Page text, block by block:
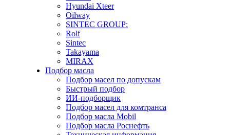
Hyundai Xteer
Oilway
SINTEC GROUP:
Rolf
Sintec
Takayama
MIRAX
Подбор масла
Подбор масел по допускам
Быстрый подбор
ИИ-подборщик
Подбор масел для комтранса
Подбор масла Mobil
Подбор масла Роснефть